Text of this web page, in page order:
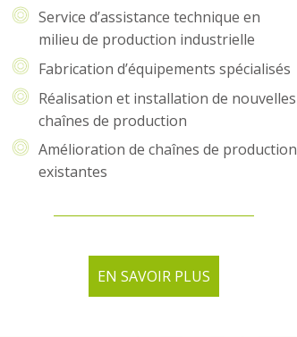
Service d’assistance technique en
milieu de production industrielle
Fabrication d’équipements spécialisés
Réalisation et installation de nouvelles
chaînes de production
Amélioration de chaînes de production
existantes
EN SAVOIR PLUS
EN SAVOIR PLUS